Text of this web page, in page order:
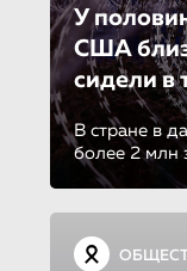
У
США
сидели в
В стране в
более 2 млн